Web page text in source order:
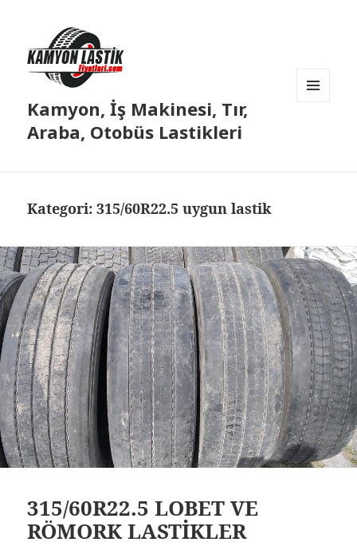
Kamyon, İş Makinesi, Tır,
Araba, Otobüs Lastikleri
Kategori:315/60R22.5 uygun lastik
315/60R22.5 LOBET VE
RÖMORK LASTİKLER